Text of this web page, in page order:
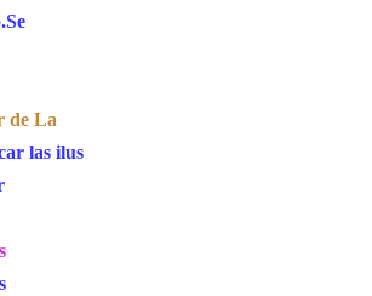
de La
las ilus